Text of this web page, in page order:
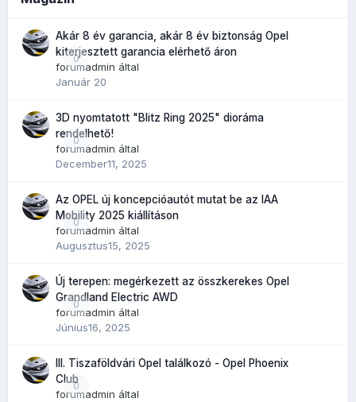
0
Akár 8 év garancia, akár 8 év biztonság Opel
kiterjesztett garancia elérhető áron
forumadmin által
Január 20
0
3D nyomtatott "Blitz Ring 2025" dioráma
rendelhető!
forumadmin által
December11, 2025
0
Az OPEL új koncepcióautót mutat be az IAA
Mobility 2025 kiállításon
forumadmin által
Augusztus15, 2025
0
Új terepen: megérkezett az összkerekes Opel
Grandland Electric AWD
forumadmin által
Június16, 2025
0
III. Tiszaföldvári Opel találkozó - Opel Phoenix
Club
forumadmin által